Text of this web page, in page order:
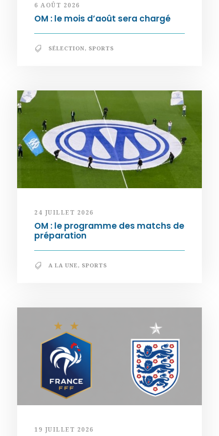
6 AOÛT 2026
OM : le mois d’août sera chargé
SÉLECTION, SPORTS
24 JUILLET 2026
OM : le programme des matchs de
préparation
A LA UNE, SPORTS
19 JUILLET 2026